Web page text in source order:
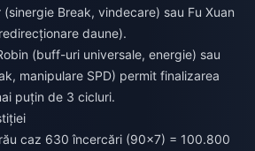
(sinergie Break, vindecare) sau Fu Xuan
daune).
(buff-uri universale, energie) sau
manipulare SPD) permit finalizarea
puțin de 3 cicluri.
caz 630 încercări (90×7) = 100.800